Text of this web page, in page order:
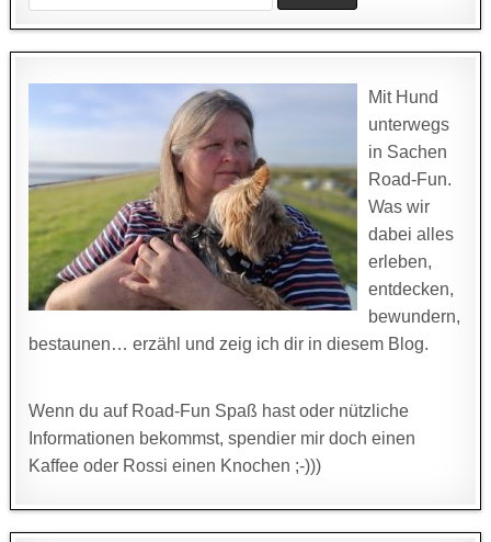
for:
Mit Hund
unterwegs
in Sachen
Road-Fun.
Was wir
dabei alles
erleben,
entdecken,
bewundern,
bestaunen… erzähl und zeig ich dir in diesem Blog.
Wenn du auf Road-Fun Spaß hast oder nützliche
Informationen bekommst, spendier mir doch einen
Kaffee oder Rossi einen Knochen ;-)))